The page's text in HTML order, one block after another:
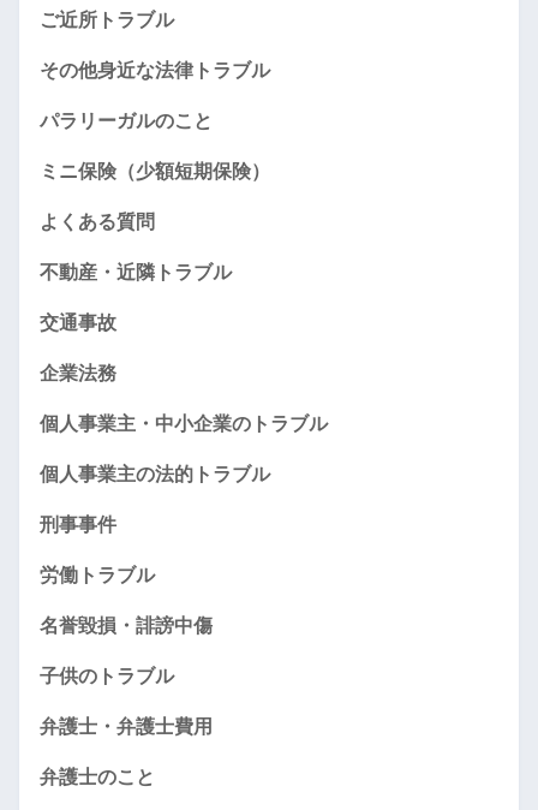
ご近所トラブル
その他身近な法律トラブル
パラリーガルのこと
ミニ保険（少額短期保険）
よくある質問
不動産・近隣トラブル
交通事故
企業法務
個人事業主・中小企業のトラブル
個人事業主の法的トラブル
刑事事件
労働トラブル
名誉毀損・誹謗中傷
子供のトラブル
弁護士・弁護士費用
弁護士のこと